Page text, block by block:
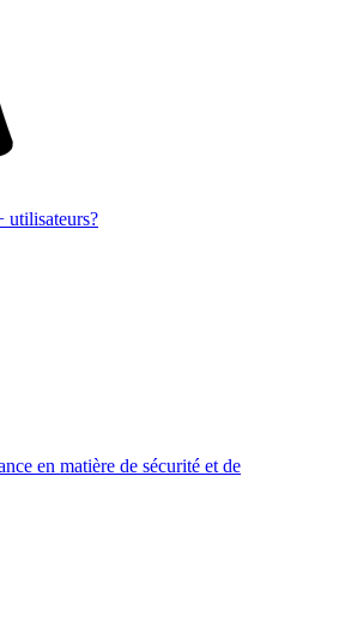
utilisateurs?
en matière de sécurité et de